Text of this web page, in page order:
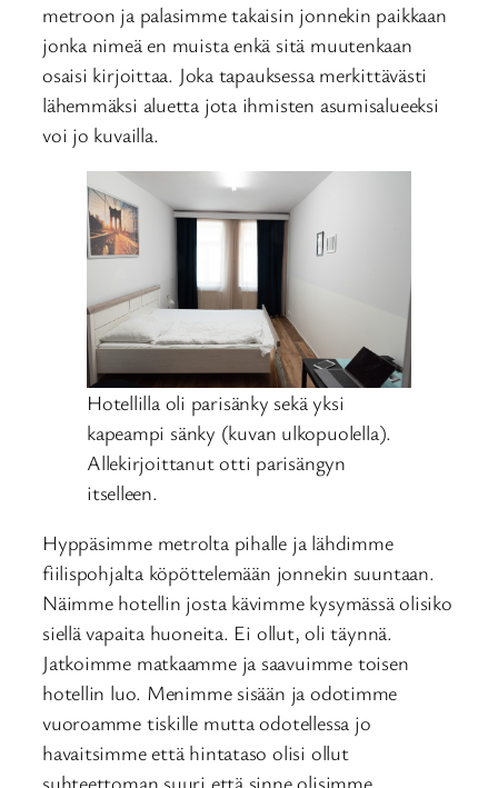
metroon ja palasimme takaisin jonnekin paikkaan
jonka nimeä en muista enkä sitä muutenkaan
osaisi kirjoittaa. Joka tapauksessa merkittävästi
lähemmäksi aluetta jota ihmisten asumisalueeksi
voi jo kuvailla.
Hotellilla oli parisänky sekä yksi
kapeampi sänky (kuvan ulkopuolella).
Allekirjoittanut otti parisängyn
itselleen.
Hyppäsimme metrolta pihalle ja lähdimme
fiilispohjalta köpöttelemään jonnekin suuntaan.
Näimme hotellin josta kävimme kysymässä olisiko
siellä vapaita huoneita. Ei ollut, oli täynnä.
Jatkoimme matkaamme ja saavuimme toisen
hotellin luo. Menimme sisään ja odotimme
vuoroamme tiskille mutta odotellessa jo
havaitsimme että hintataso olisi ollut